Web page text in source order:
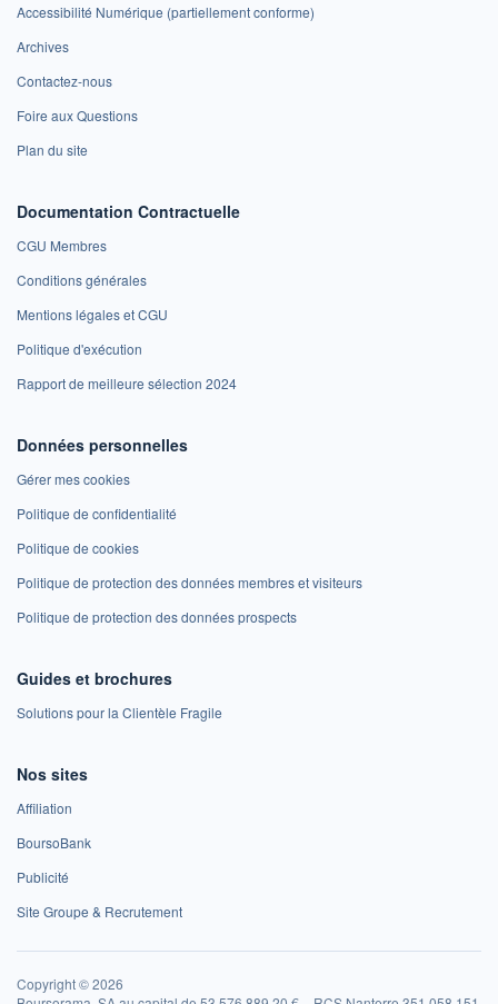
Accessibilité Numérique (partiellement conforme)
Archives
Contactez-nous
Foire aux Questions
Plan du site
Documentation Contractuelle
CGU Membres
Conditions générales
Mentions légales et CGU
Politique d'exécution
Rapport de meilleure sélection 2024
Données personnelles
Gérer mes cookies
Politique de confidentialité
Politique de cookies
Politique de protection des données membres et visiteurs
Politique de protection des données prospects
Guides et brochures
Solutions pour la Clientèle Fragile
Nos sites
Affiliation
BoursoBank
Publicité
Site Groupe & Recrutement
Copyright © 2026